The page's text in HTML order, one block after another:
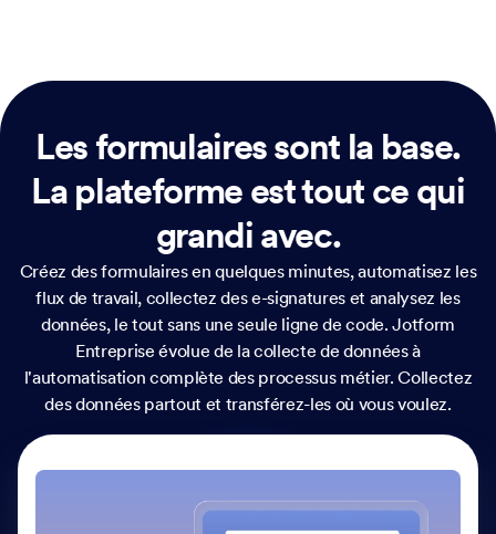
Les formulaires sont la base.
La plateforme est tout ce qui
grandi avec.
Créez des formulaires en quelques minutes, automatisez les
flux de travail, collectez des e-signatures et analysez les
données, le tout sans une seule ligne de code. Jotform
Entreprise évolue de la collecte de données à
l'automatisation complète des processus métier. Collectez
des données partout et transférez-les où vous voulez.